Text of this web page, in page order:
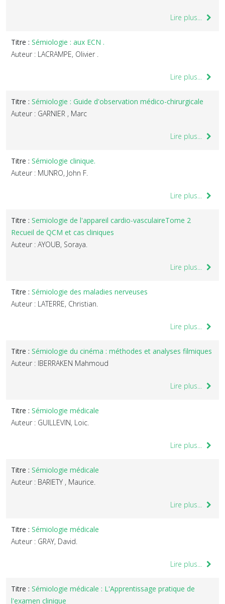
Lire plus...
Titre : Sémiologie : aux ECN .
Auteur : LACRAMPE, Olivier .
Lire plus...
Titre : Sémiologie : Guide d'observation médico-chirurgicale
Auteur : GARNIER , Marc
Lire plus...
Titre : Sémiologie clinique.
Auteur : MUNRO, John F.
Lire plus...
Titre : Semiologie de l'appareil cardio-vasculaireTome 2
Recueil de QCM et cas cliniques
Auteur : AYOUB, Soraya.
Lire plus...
Titre : Sémiologie des maladies nerveuses
Auteur : LATERRE, Christian.
Lire plus...
Titre : Sémiologie du cinéma : méthodes et analyses filmiques
Auteur : IBERRAKEN Mahmoud
Lire plus...
Titre : Sémiologie médicale
Auteur : GUILLEVIN, Loic.
Lire plus...
Titre : Sémiologie médicale
Auteur : BARIETY , Maurice.
Lire plus...
Titre : Sémiologie médicale
Auteur : GRAY, David.
Lire plus...
Titre : Sémiologie médicale : L'Apprentissage pratique de
l'examen clinique